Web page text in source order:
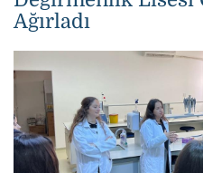
Ağırladı